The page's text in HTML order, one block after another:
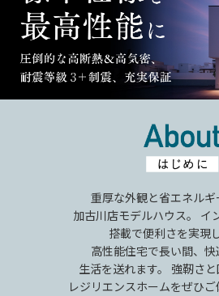
重厚な外観と省エネル
加古川店モデルハウス。 イ
搭載で便利さを実現し
高性能住宅で長い間、
生活を送れます。 強靭さ
レジリエンスホームをぜひご